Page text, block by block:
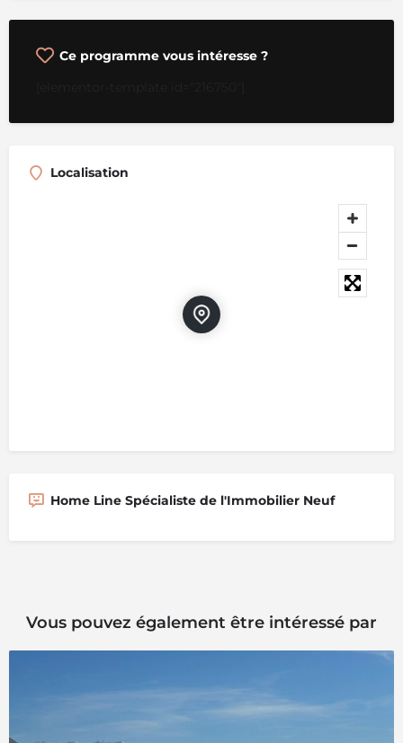
Ce programme vous intéresse ?
Localisation
Home Line Spécialiste de l'Immobilier Neuf
Vous pouvez également être intéressé par